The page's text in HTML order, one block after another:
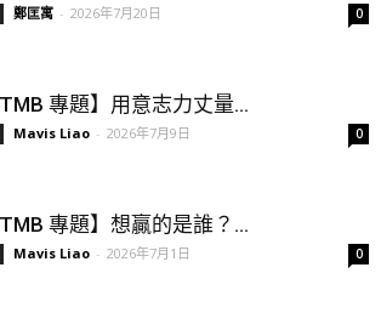
鄭匡寓 - 2026年7月20日 0
專題】用意志力丈量...
Mavis Liao - 2026年7月9日 0
專題】想贏的是誰？...
Mavis Liao - 2026年7月1日 0